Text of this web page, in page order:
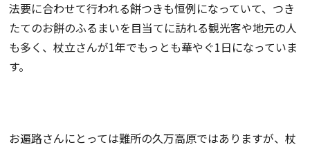
法要に合わせて行われる餅つきも恒例になっていて、つき
たてのお餅のふるまいを目当てに訪れる観光客や地元の人
も多く、杖立さんが1年でもっとも華やぐ1日になっていま
す。
お遍路さんにとっては難所の久万高原ではありますが、杖